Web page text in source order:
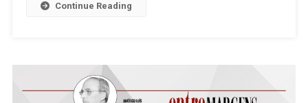
Continue Reading